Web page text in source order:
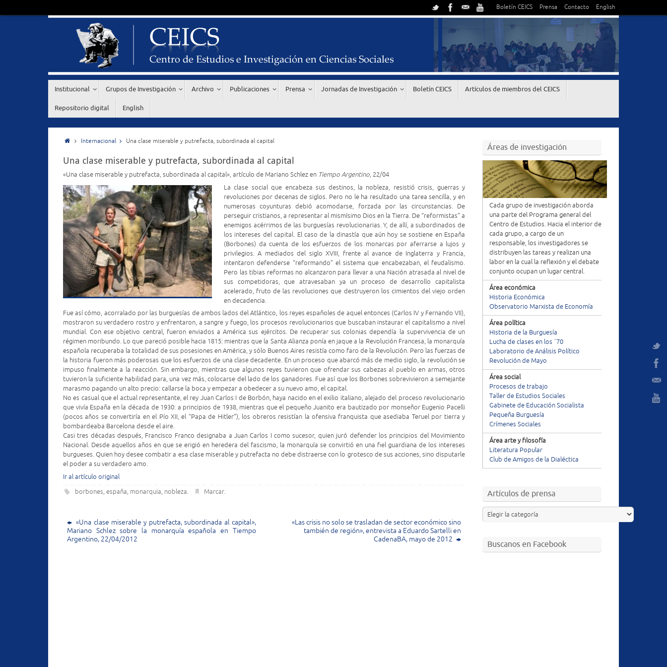
Boletín CEICS Prensa Contacto English
Institucional Grupos de Investigación Archivo Publicaciones Prensa Jornadas de Investigación Boletín CEICS Artículos de miembros del CEICS
Repositorio digital English
Internacional Una clase miserable y putrefacta, subordinada al capital
Una clase miserable y putrefacta, subordinada al capital
«Una clase miserable y putrefacta, subordinada al capital», artículo de Mariano Schlez en Tiempo Argentino, 22/04
La clase social que encabeza sus destinos, la nobleza, resistió crisis, guerras y
revoluciones por decenas de siglos. Pero no le ha resultado una tarea sencilla, y en
numerosas coyunturas debió acomodarse, forzada por las circunstancias. De
perseguir cristianos, a representar al mismísimo Dios en la Tierra. De “reformistas” a
enemigos acérrimos de las burguesías revolucionarias. Y, de allí, a subordinados de
los intereses del capital. El caso de la dinastía que aún hoy se sostiene en España
(Borbones) da cuenta de los esfuerzos de los monarcas por aferrarse a lujos y
privilegios. A mediados del siglo XVIII, frente al avance de Inglaterra y Francia,
intentaron defenderse “reformando” el sistema que encabezaban, el feudalismo.
Pero las tibias reformas no alcanzaron para llevar a una Nación atrasada al nivel de
sus competidoras, que atravesaban ya un proceso de desarrollo capitalista
acelerado, fruto de las revoluciones que destruyeron los cimientos del viejo orden
en decadencia.
Fue así cómo, acorralado por las burguesías de ambos lados del Atlántico, los reyes españoles de aquel entonces (Carlos IV y Fernando VII),
mostraron su verdadero rostro y enfrentaron, a sangre y fuego, los procesos revolucionarios que buscaban instaurar el capitalismo a nivel
mundial. Con ese objetivo central, fueron enviados a América sus ejércitos. De recuperar sus colonias dependía la supervivencia de un
régimen moribundo. Lo que pareció posible hacia 1815: mientras que la Santa Alianza ponía en jaque a la Revolución Francesa, la monarquía
española recuperaba la totalidad de sus posesiones en América, y sólo Buenos Aires resistía como faro de la Revolución. Pero las fuerzas de
la historia fueron más poderosas que los esfuerzos de una clase decadente. En un proceso que abarcó más de medio siglo, la revolución se
impuso finalmente a la reacción. Sin embargo, mientras que algunos reyes tuvieron que ofrendar sus cabezas al pueblo en armas, otros
tuvieron la suficiente habilidad para, una vez más, colocarse del lado de los ganadores. Fue así que los Borbones sobrevivieron a semejante
marasmo pagando un alto precio: callarse la boca y empezar a obedecer a su nuevo amo, el capital.
No es casual que el actual representante, el rey Juan Carlos I de Borbón, haya nacido en el exilio italiano, alejado del proceso revolucionario
que vivía España en la década de 1930: a principios de 1938, mientras que el pequeño Juanito era bautizado por monseñor Eugenio Pacelli
(pocos años se convertiría en el Pío XII, el “Papa de Hitler”), los obreros resistían la ofensiva franquista que asediaba Teruel por tierra y
bombardeaba Barcelona desde el aire.
Casi tres décadas después, Francisco Franco designaba a Juan Carlos I como sucesor, quien juró defender los principios del Movimiento
Nacional. Desde aquellos años en que se erigió en heredera del fascismo, la monarquía se convirtió en una fiel guardiana de los intereses
burgueses. Quien hoy desee combatir a esa clase miserable y putrefacta no debe distraerse con lo grotesco de sus acciones, sino disputarle
el poder a su verdadero amo.
Ir al artículo original
borbones,españa, monarquia, nobleza. Marcar.
«Una clase miserable y putrefacta, subordinada al capital»,
Mariano Schlez sobre la monarquía española en Tiempo
Argentino, 22/04/2012
«Las crisis no solo se trasladan de sector económico sino
también de región», entrevista a Eduardo Sartelli en
CadenaBA, mayo de 2012
Áreas de investigación
Cada grupo de investigación aborda
una parte del Programa general del
Centro de Estudios. Hacia el interior de
cada grupo, a cargo de un
responsable, los investigadores se
distribuyen las tareas y realizan una
labor en la cual la reflexión y el debate
conjunto ocupan un lugar central.
Área económica
Historia Económica
Observatorio Marxista de Economía
Área política
Historia de la Burguesía
Lucha de clases en los ´70
Laboratorio de Análisis Político
Revolución de Mayo
Área social
Procesos de trabajo
Taller de Estudios Sociales
Gabinete de Educación Socialista
Pequeña Burguesía
Crímenes Sociales
Área arte y filosofía
Literatura Popular
Club de Amigos de la Dialéctica
Artículos de prensa
Buscanos en Facebook